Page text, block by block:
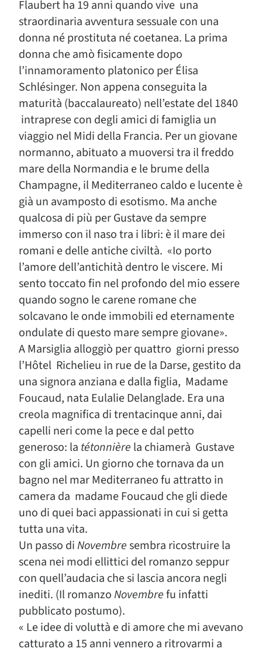
Flaubert ha 19 anni quando vive una
straordinaria avventura sessuale con una
donna né prostituta né coetanea. La prima
donna che amò fisicamente dopo
l’innamoramento platonico per Élisa
Schlésinger. Non appena conseguita la
maturità (baccalaureato) nell’estate del 1840
intraprese con degli amici di famiglia un
viaggio nel Midi della Francia. Per un giovane
normanno, abituato a muoversi tra il freddo
mare della Normandia e le brume della
Champagne, il Mediterraneo caldo e lucente è
già un avamposto di esotismo. Ma anche
qualcosa di più per Gustave da sempre
immerso con il naso tra i libri: è il mare dei
romani e delle antiche civiltà. «Io porto
l’amore dell’antichità dentro le viscere. Mi
sento toccato fin nel profondo del mio essere
quando sogno le carene romane che
solcavano le onde immobili ed eternamente
ondulate di questo mare sempre giovane».
A Marsiglia alloggiò per quattro giorni presso
l’Hôtel Richelieu in rue de la Darse, gestito da
una signora anziana e dalla figlia, Madame
Foucaud, nata Eulalie Delanglade. Era una
creola magnifica di trentacinque anni, dai
capelli neri come la pece e dal petto
generoso: la tétonnière la chiamerà Gustave
con gli amici. Un giorno che tornava da un
bagno nel mar Mediterraneo fu attratto in
camera da madame Foucaud che gli diede
uno di quei baci appassionati in cui si getta
tutta una vita.
Un passo diNovembresembra ricostruire la
scena nei modi ellittici del romanzo seppur
con quell’audacia che si lascia ancora negli
inediti. (Il romanzoNovembrefu infatti
pubblicato postumo).
« Le idee di voluttà e di amore che mi avevano
catturato a 15 anni vennero a ritrovarmi a